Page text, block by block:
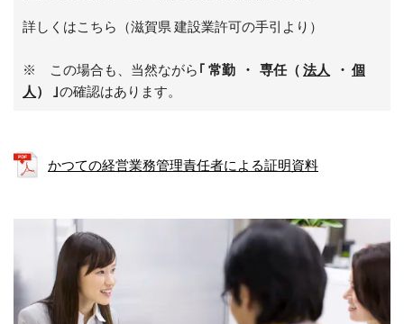
詳しくはこちら（滋賀県 建設業許可の手引より）
※ この場合も、当然ながら ｢ 常勤 ・ 専任（ 法人 ・ 個
人 ） ｣の確認はあります。
かつての経営業務管理責任者による証明資料